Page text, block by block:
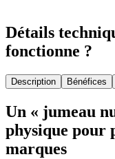
Détails
fonctionne ?
Description Bénéfices
Un « jumeau
physique pour
marques